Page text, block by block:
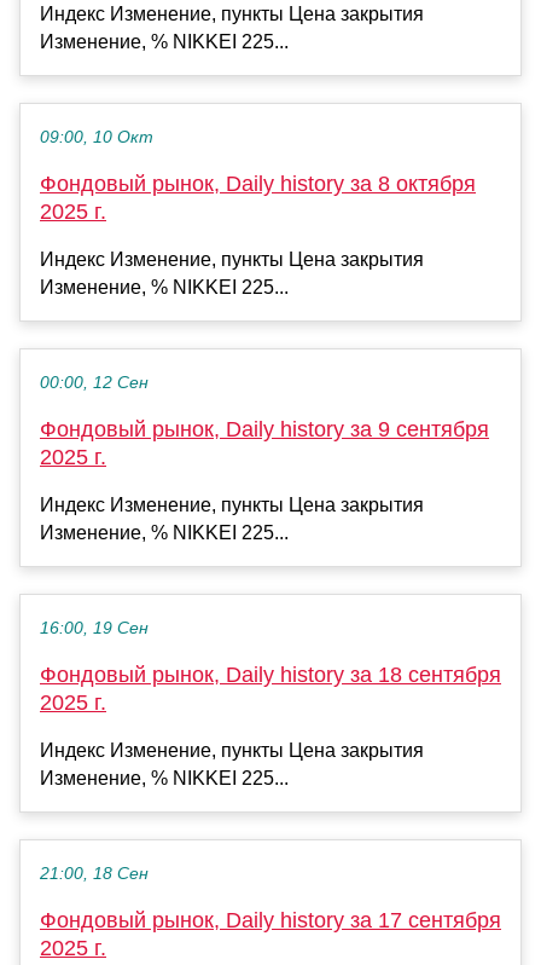
Индекс Изменение, пункты Цена закрытия
Изменение, % NIKKEI 225...
09:00, 10 Окт
Фондовый рынок, Daily history за 8 октября
2025 г.
Индекс Изменение, пункты Цена закрытия
Изменение, % NIKKEI 225...
00:00, 12 Сен
Фондовый рынок, Daily history за 9 сентября
2025 г.
Индекс Изменение, пункты Цена закрытия
Изменение, % NIKKEI 225...
16:00, 19 Сен
Фондовый рынок, Daily history за 18 сентября
2025 г.
Индекс Изменение, пункты Цена закрытия
Изменение, % NIKKEI 225...
21:00, 18 Сен
Фондовый рынок, Daily history за 17 сентября
2025 г.